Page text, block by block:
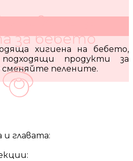
съвета за
за бебето
хигиена на бебето,
продукти за
сменяйте пелените.
и главата: